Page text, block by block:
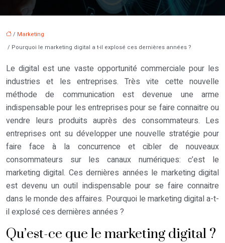
/ Marketing
/ Pourquoi le marketing digital a t-il explosé ces dernières années ?
Le digital est une vaste opportunité commerciale pour les
industries et les entreprises. Très vite cette nouvelle
méthode de communication est devenue une arme
indispensable pour les entreprises pour se faire connaitre ou
vendre leurs produits auprès des consommateurs. Les
entreprises ont su développer une nouvelle stratégie pour
faire face à la concurrence et cibler de nouveaux
consommateurs sur les canaux numériques: c’est le
marketing digital. Ces dernières années le marketing digital
est devenu un outil indispensable pour se faire connaitre
dans le monde des affaires. Pourquoi le marketing digital a-t-
il explosé ces dernières années ?
Qu’est-ce que le marketing digital ?